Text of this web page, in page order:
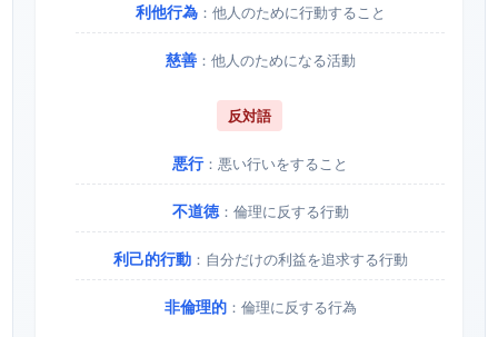
利他行為：他人のために行動すること
慈善：他人のためになる活動
反対語
悪行：悪い行いをすること
不道徳：倫理に反する行動
利己的行動：自分だけの利益を追求する行動
非倫理的：倫理に反する行為